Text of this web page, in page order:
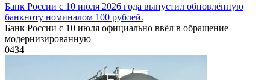
Банк России с 10 июля 2026 года выпустил обновлённую
банкноту номиналом 100 рублей.
Банк России с 10 июля официально ввёл в обращение
модернизированную
0434